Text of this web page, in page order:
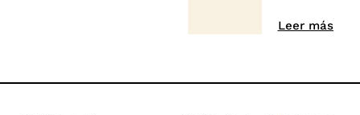
Leer más